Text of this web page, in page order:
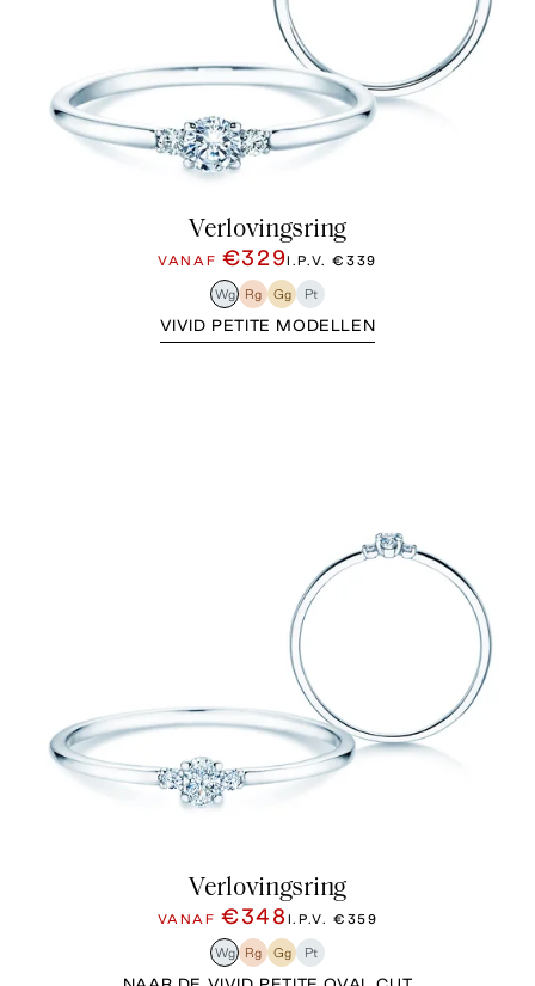
Verlovingsring
VANAF €329I.P.V.€339
Wg Rg Gg Pt
VIVID PETITE MODELLEN
Verlovingsring
VANAF€348 I.P.V. €359
Wg Rg Gg Pt